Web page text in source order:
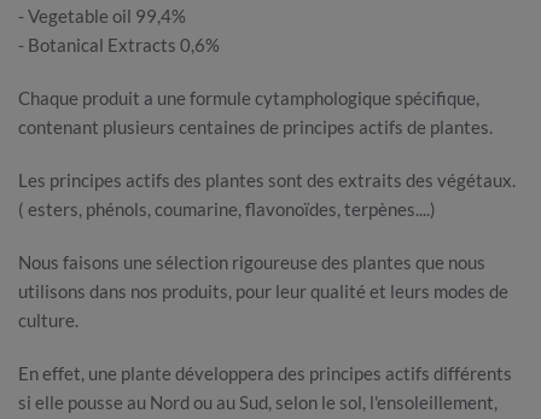
- Vegetable oil 99,4%
- Botanical Extracts 0,6%
Chaque produit a une formule cytamphologique spécifique,
contenant plusieurs centaines de principes actifs de plantes.
Les principes actifs des plantes sont des extraits des végétaux.
( esters, phénols, coumarine, flavonoïdes, terpènes....)
Nous faisons une sélection rigoureuse des plantes que nous
utilisons dans nos produits, pour leur qualité et leurs modes de
culture.
En effet, une plante développera des principes actifs différents
si elle pousse au Nord ou au Sud, selon le sol, l'ensoleillement,